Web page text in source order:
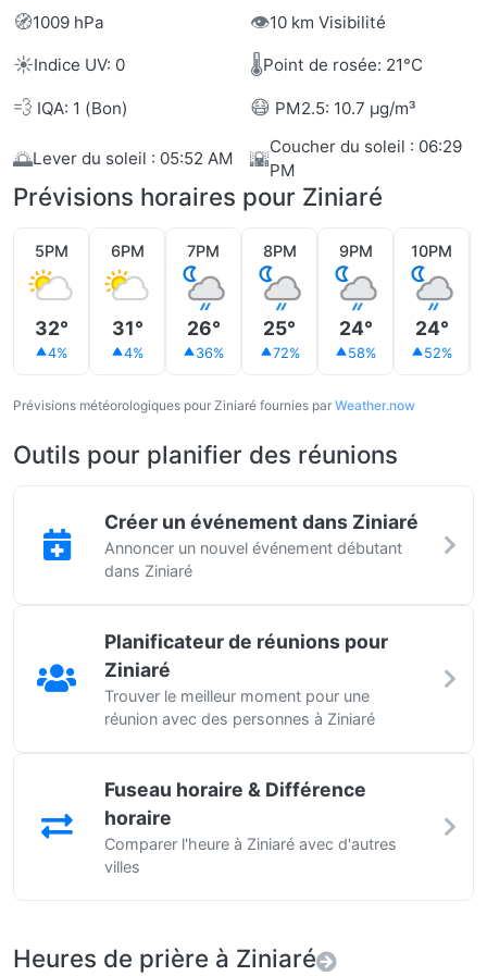
🧭1009 hPa 👁️10 km Visibilité
☀️Indice UV: 0 🌡️Point de rosée: 21°C
💨 IQA: 1 (Bon) 😷 PM2.5: 10.7 µg/m³
🌅Lever du soleil : 05:52 AM 🌇Coucher du soleil : 06:29
PM
Prévisions horaires pour Ziniaré
5PM
32°
4%
6PM
31°
4%
7PM
26°
36%
8PM
25°
72%
9PM
24°
58%
10PM
24°
52%
Prévisions météorologiques pour Ziniaré fournies par Weather.now
Outils pour planifier des réunions
Créer un événement dans Ziniaré
Annoncer un nouvel événement débutant
dans Ziniaré
Planificateur de réunions pour
Ziniaré
Trouver le meilleur moment pour une
réunion avec des personnes à Ziniaré
Fuseau horaire & Différence
horaire
Comparer l'heure à Ziniaré avec d'autres
villes
Heures de prière à Ziniaré